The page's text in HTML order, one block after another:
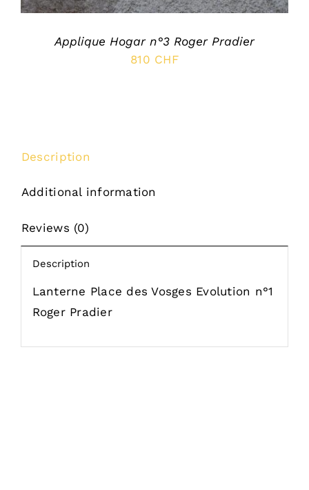
Applique Hogar n°3 Roger Pradier
810 CHF
Description
Additional information
Reviews (0)
Description
Lanterne Place des Vosges Evolution n°1
Roger Pradier